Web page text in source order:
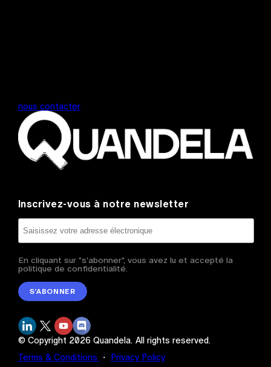
nous contacter
Inscrivez-vous à notre newsletter
En cliquant sur "s'abonner", vous avez lu et accepté la
politique de confidentialité.
S’ABONNER
© Copyright 2026Quandela. All rights reserved.
Terms & Conditions
・ Privacy Policy